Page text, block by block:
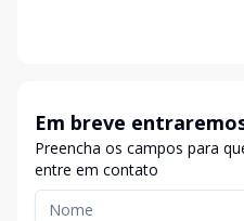
Em breve
Preencha os campos para
entre em contato